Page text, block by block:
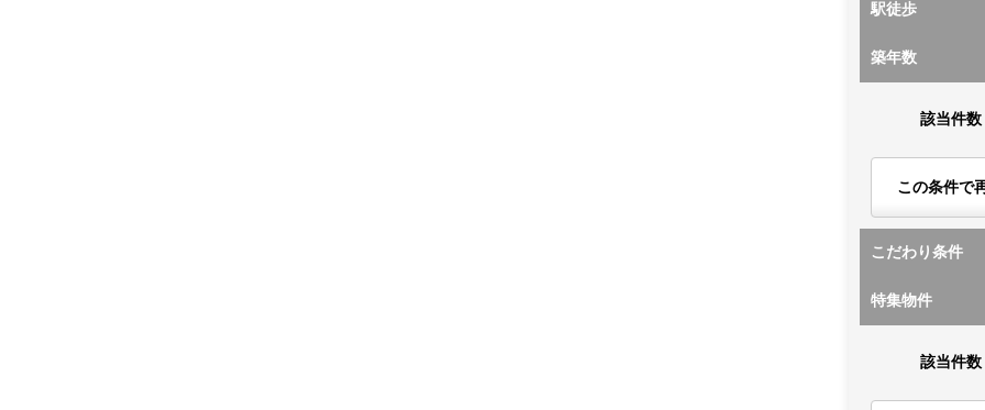
駅徒歩
築年数
該当件数
この条件で
こだわり条件
特集物件
該当件数